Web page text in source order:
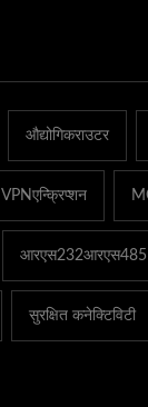
औद्योगिकराउटर
VPNएन्क्रिप्शन
आरएस232आरएस485
सुरक्षित कनेक्टिविटी